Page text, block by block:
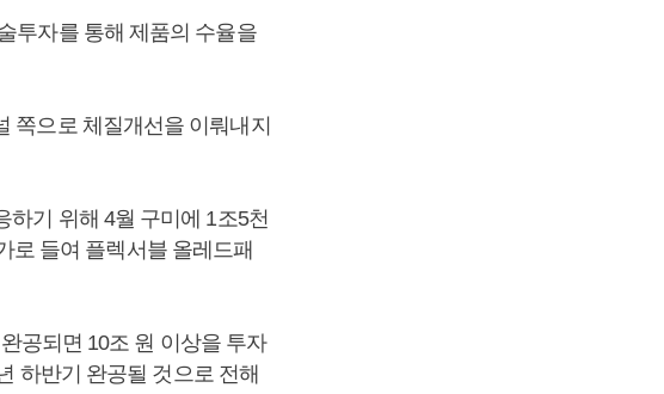
투자를 통해 제품의 수율을
쪽으로 체질개선을 이뤄내지
하기 위해 4월 구미에 1조5천
로 들여 플렉서블 올레드패
공되면 10조 원 이상을 투자
하반기 완공될 것으로 전해